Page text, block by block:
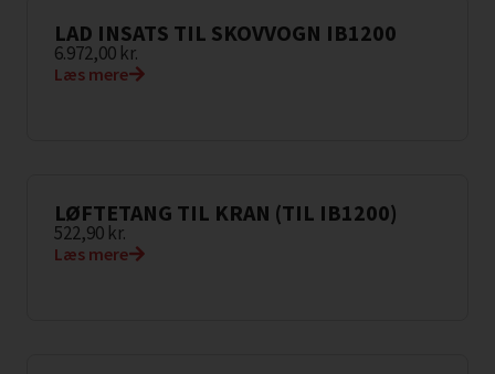
LAD INSATS TIL SKOVVOGN IB1200
6.972,00 kr.
Læs mere
LØFTETANG TIL KRAN (TIL IB1200)
522,90 kr.
Læs mere